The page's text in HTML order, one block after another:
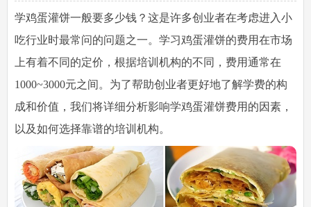
学鸡蛋灌饼一般要多少钱？这是许多创业者在考虑进入小
吃行业时最常问的问题之一。学习鸡蛋灌饼的费用在市场
上有着不同的定价，根据培训机构的不同，费用通常在
1000~3000元之间。为了帮助创业者更好地了解学费的构
成和价值，我们将详细分析影响学鸡蛋灌饼费用的因素，
以及如何选择靠谱的培训机构。